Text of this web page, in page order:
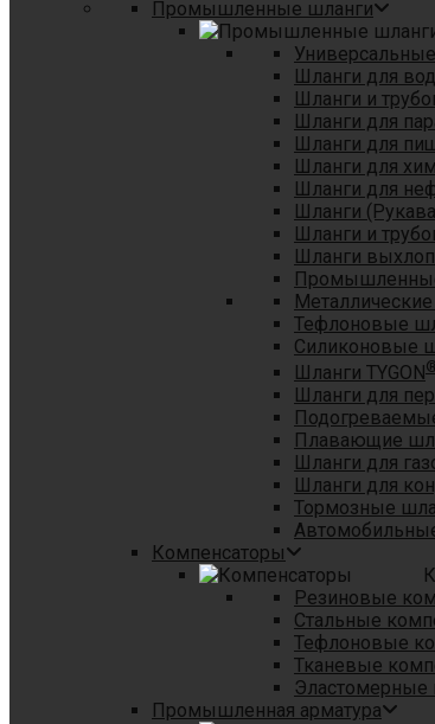
Промышленные шланги
Шланги для
Шланги и
Шланги для
Шланги для
Шланги для
Шланги для
Шланги
Шланги и
Шланги
Тефлоновые
Силиконовые
Шланги TYGON
Шланги для
Плавающие
Шланги для
Шланги для
Тормозные
Компенсаторы
Резиновые
Стальные
Тефлоновые
Тканевые
Эластомерные
Промышленная арматура